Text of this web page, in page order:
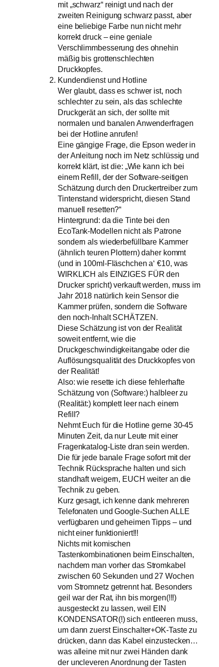
mit „schwarz“ reinigt und nach der
zweiten Reinigung schwarz passt, aber
eine beliebige Farbe nun nicht mehr
korrekt druck – eine geniale
Verschlimmbesserung des ohnehin
mäßig bis grottenschlechten
Druckkopfes.
Kundendienst und Hotline
Wer glaubt, dass es schwer ist, noch
schlechter zu sein, als das schlechte
Druckgerät an sich, der sollte mit
normalen und banalen Anwenderfragen
bei der Hotline anrufen!
Eine gängige Frage, die Epson weder in
der Anleitung noch im Netz schlüssig und
korrekt klärt, ist die: „Wie kann ich bei
einem Refill, der der Software-seitigen
Schätzung durch den Druckertreiber zum
Tintenstand widerspricht, diesen Stand
manuell resetten?“
Hintergrund: da die Tinte bei den
EcoTank-Modellen nicht als Patrone
sondern als wiederbefüllbare Kammer
(ähnlich teuren Plottern) daher kommt
(und in 100ml-Fläschchen a‘ €10, was
WIRKLICH als EINZIGES FÜR den
Drucker spricht) verkauft werden, muss im
Jahr 2018 natürlich kein Sensor die
Kammer prüfen, sondern die Software
den noch-Inhalt SCHÄTZEN.
Diese Schätzung ist von der Realität
soweit entfernt, wie die
Druckgeschwindigkeitangabe oder die
Auflösungsqualität des Druckkopfes von
der Realität!
Also: wie resette ich diese fehlerhafte
Schätzung von (Software:) halbleer zu
(Realität:) komplett leer nach einem
Refill?
Nehmt Euch für die Hotline gerne 30-45
Minuten Zeit, da nur Leute mit einer
Fragenkatalog-Liste dran sein werden.
Die für jede banale Frage sofort mit der
Technik Rücksprache halten und sich
standhaft weigern, EUCH weiter an die
Technik zu geben.
Kurz gesagt, ich kenne dank mehreren
Telefonaten und Google-Suchen ALLE
verfügbaren und geheimen Tipps – und
nicht einer funktioniert!!!
Nichts mit komischen
Tastenkombinationen beim Einschalten,
nachdem man vorher das Stromkabel
zwischen 60 Sekunden und 27 Wochen
vom Stromnetz getrennt hat. Besonders
geil war der Rat, ihn bis morgen(!!!)
ausgesteckt zu lassen, weil EIN
KONDENSATOR(!) sich entleeren muss,
um dann zuerst Einschalter+OK-Taste zu
drücken, dann das Kabel einzustecken…
was alleine mit nur zwei Händen dank
der uncleveren Anordnung der Tasten